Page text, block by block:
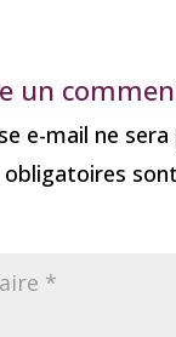
un
e-mail ne sera
obligatoires